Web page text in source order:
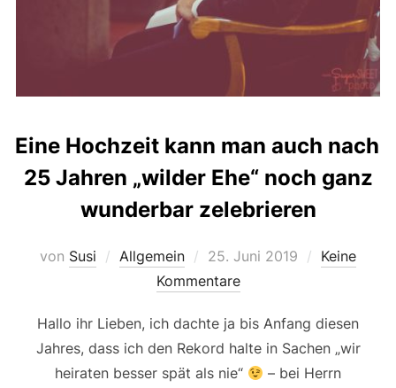
Eine Hochzeit kann man auch nach
25 Jahren „wilder Ehe“ noch ganz
wunderbar zelebrieren
von Susi Allgemein
Veröffentlicht
am
25. Juni 2019
Keine
Kommentare
Hallo ihr Lieben, ich dachte ja bis Anfang diesen
Jahres, dass ich den Rekord halte in Sachen „wir
heiraten besser spät als nie“
– bei Herrn